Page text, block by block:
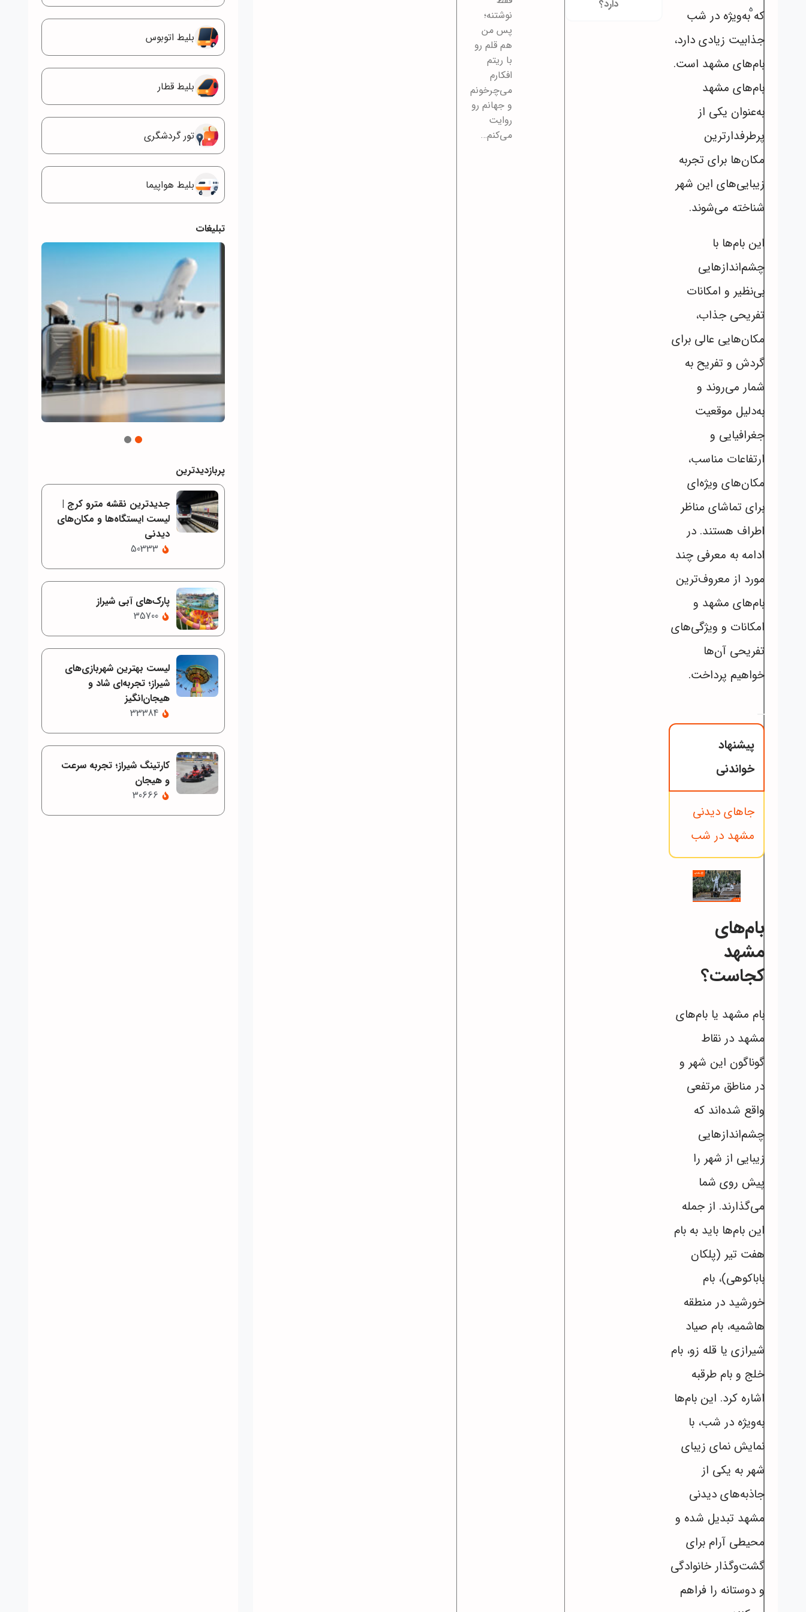
ه
که به‌ویژه در شب
جذابیت زیادی دارد،
بام‌های مشهد است.
بام‌های مشهد
به‌عنوان یکی از
پرطرفدارترین
مکان‌ها برای تجربه
زیبایی‌های این شهر
شناخته می‌شوند.
این بام‌ها با
چشم‌اندازهایی
بی‌نظیر و امکانات
تفریحی جذاب،
مکان‌هایی عالی برای
گردش و تفریح به
شمار می‌روند و
به‌دلیل موقعیت
جغرافیایی و
ارتفاعات مناسب،
مکان‌های ویژه‌ای
برای تماشای مناظر
اطراف هستند. در
ادامه به معرفی چند
مورد از معروف‌ترین
بام‌های مشهد و
امکانات و ویژگی‌های
تفریحی آن‌ها
خواهیم پرداخت.
پیشنهاد
خواندنی
جاهای دیدنی
مشهد در شب
بام‌های
مشهد
کجاست؟
بام مشهد یا بام‌های
مشهد در نقاط
گوناگون این شهر و
در مناطق مرتفعی
واقع شده‌اند که
چشم‌اندازهایی
زیبایی از شهر را
پیش روی شما
می‌گذارند. از جمله
این بام‌ها باید به بام
هفت تیر (پلکان
باباکوهی)، بام
خورشید در منطقه
هاشمیه، بام صیاد
شیرازی یا قله زو، بام
خلج و بام طرقبه
اشاره کرد. این بام‌ها
به‌ویژه در شب، با
نمایش نمای زیبای
شهر به یکی از
جاذبه‌های دیدنی
مشهد تبدیل شده‌ و
محیطی آرام برای
گشت‌وگذار خانوادگی
و دوستانه را فراهم
دارد؟
نوشتنه؛
پس من
هم قلم رو
با ریتم
افکارم
می‌چرخونم
و جهانم رو
روایت
می‌کنم…
بلیط اتوبوس
بلیط قطار
تور گردشگری
بلیط هواپیما
تبلیغات
پربازدیدترین
جدیدترین نقشه مترو کرج |
لیست ایستگاه‌ها و مکان‌های
دیدنی
50333
پارک‌های آبی شیراز
35700
لیست بهترین شهربازی‌های
شیراز؛ تجربه‌ای شاد و
هیجان‌انگیز
33384
کارتینگ شیراز؛ تجربه سرعت
و هیجان
30666